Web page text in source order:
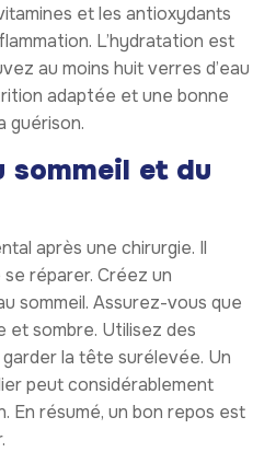
et les antioxydants
L’hydratation est
au moins huit verres d’eau
adaptée et une bonne
guérison.
sommeil et du
après une chirurgie. Il
réparer. Créez un
sommeil. Assurez-vous que
et sombre. Utilisez des
la tête surélevée. Un
peut considérablement
En résumé, un bon repos est